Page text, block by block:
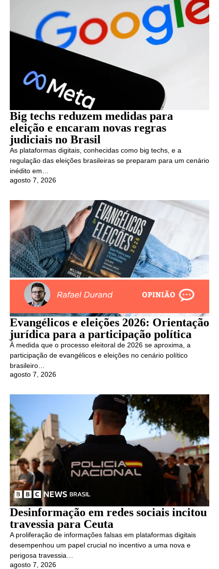
Big techs reduzem medidas para
eleição e encaram novas regras
judiciais no Brasil
As plataformas digitais, conhecidas como big techs, e a
regulação das eleições brasileiras se preparam para um cenário
inédito em…
agosto 7, 2026
Evangélicos e eleições 2026: Orientação
jurídica para a participação política
À medida que o processo eleitoral de 2026 se aproxima, a
participação de evangélicos e eleições no cenário político
brasileiro…
agosto 7, 2026
Desinformação em redes sociais incitou
travessia para Ceuta
A proliferação de informações falsas em plataformas digitais
desempenhou um papel crucial no incentivo a uma nova e
perigosa travessia…
agosto 7, 2026